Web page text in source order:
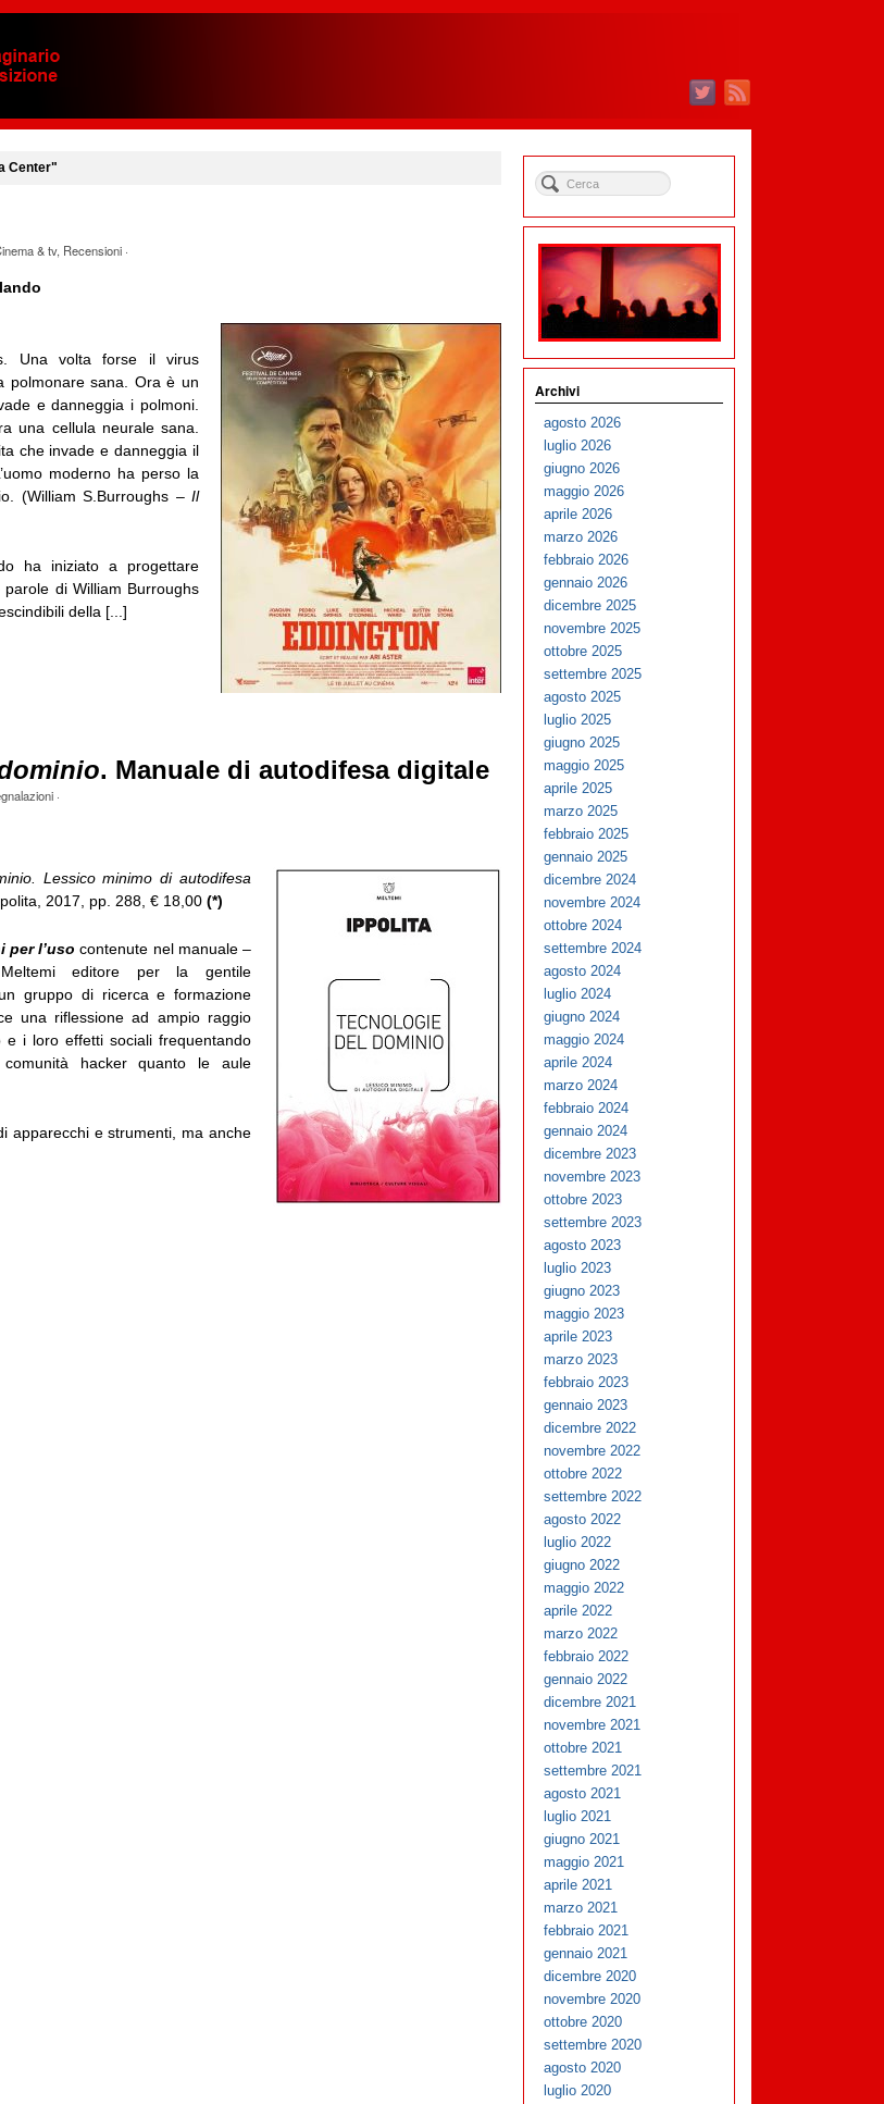
Center"
& tv, Recensioni·
Una volta forse il virus
polmonare sana. Ora è un
e danneggia i polmoni.
una cellula neurale sana.
che invade e danneggia il
moderno ha perso la
(William S.Burroughs – Il
ha iniziato a progettare
di William Burroughs
della [...]
. Manuale di autodifesa digitale
·
Lessico minimo di autodifesa
2017, pp. 288, € 18,00 (*)
per l’uso contenute nel manuale –
editore per la gentile
gruppo di ricerca e formazione
una riflessione ad ampio raggio
e i loro effetti sociali frequentando
hacker quanto le aule
apparecchi e strumenti, ma anche
Archivi
agosto 2026
luglio 2026
giugno 2026
maggio 2026
aprile 2026
marzo 2026
febbraio 2026
gennaio 2026
dicembre 2025
novembre 2025
ottobre 2025
settembre 2025
agosto 2025
luglio 2025
giugno 2025
maggio 2025
aprile 2025
marzo 2025
febbraio 2025
gennaio 2025
dicembre 2024
novembre 2024
ottobre 2024
settembre 2024
agosto 2024
luglio 2024
giugno 2024
maggio 2024
aprile 2024
marzo 2024
febbraio 2024
gennaio 2024
dicembre 2023
novembre 2023
ottobre 2023
settembre 2023
agosto 2023
luglio 2023
giugno 2023
maggio 2023
aprile 2023
marzo 2023
febbraio 2023
gennaio 2023
dicembre 2022
novembre 2022
ottobre 2022
settembre 2022
agosto 2022
luglio 2022
giugno 2022
maggio 2022
aprile 2022
marzo 2022
febbraio 2022
gennaio 2022
dicembre 2021
novembre 2021
ottobre 2021
settembre 2021
agosto 2021
luglio 2021
giugno 2021
maggio 2021
aprile 2021
marzo 2021
febbraio 2021
gennaio 2021
dicembre 2020
novembre 2020
ottobre 2020
settembre 2020
agosto 2020
luglio 2020